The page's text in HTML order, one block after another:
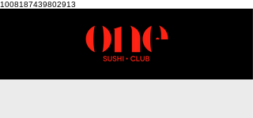
1008187439802913